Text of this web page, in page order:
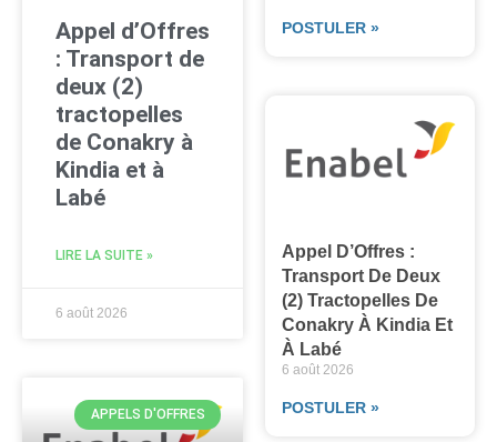
Appel d’Offres
: Transport de
deux (2)
tractopelles
de Conakry à
Kindia et à
Labé
LIRE LA SUITE »
6 août 2026
APPELS D'OFFRES
POSTULER »
Appel D’Offres :
Transport De Deux
(2) Tractopelles De
Conakry À Kindia Et
À Labé
6 août 2026
POSTULER »